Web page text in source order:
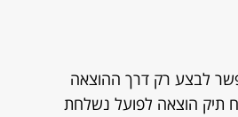
לבצע רק דרך ההוצאה
תיק הוצאה לפועל נשלחת